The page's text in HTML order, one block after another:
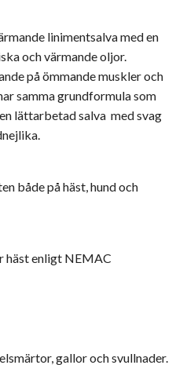
linimentsalva med en
och värmande oljor.
på ömmande muskler och
samma grundformula som
lättarbetad salva med svag
både på häst, hund och
för häst enligt NEMAC
gallor och svullnader.